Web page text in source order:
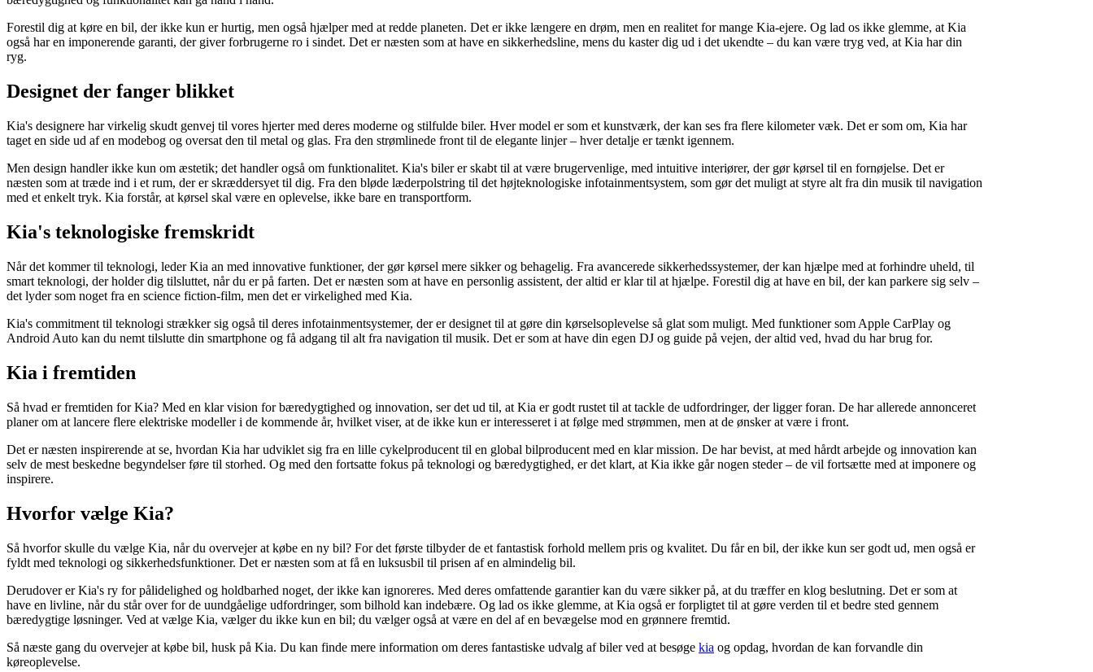
Forestil dig at køre en bil, der ikke kun er hurtig, men også hjælper med at redde planeten. Det er ikke længere en drøm, men en realitet for mange Kia-ejere. Og lad os ikke glemme, at Kia
også har en imponerende garanti, der giver forbrugerne ro i sindet. Det er næsten som at have en sikkerhedsline, mens du kaster dig ud i det ukendte – du kan være tryg ved, at Kia har din
ryg.
Designet der fanger blikket
Kia's designere har virkelig skudt genvej til vores hjerter med deres moderne og stilfulde biler. Hver model er som et kunstværk, der kan ses fra flere kilometer væk. Det er som om, Kia har
taget en side ud af en modebog og oversat den til metal og glas. Fra den strømlinede front til de elegante linjer – hver detalje er tænkt igennem.
Men design handler ikke kun om æstetik; det handler også om funktionalitet. Kia's biler er skabt til at være brugervenlige, med intuitive interiører, der gør kørsel til en fornøjelse. Det er
næsten som at træde ind i et rum, der er skræddersyet til dig. Fra den bløde læderpolstring til det højteknologiske infotainmentsystem, som gør det muligt at styre alt fra din musik til navigation
med et enkelt tryk. Kia forstår, at kørsel skal være en oplevelse, ikke bare en transportform.
Kia's teknologiske fremskridt
Når det kommer til teknologi, leder Kia an med innovative funktioner, der gør kørsel mere sikker og behagelig. Fra avancerede sikkerhedssystemer, der kan hjælpe med at forhindre uheld, til
smart teknologi, der holder dig tilsluttet, når du er på farten. Det er næsten som at have en personlig assistent, der altid er klar til at hjælpe. Forestil dig at have en bil, der kan parkere sig selv –
det lyder som noget fra en science fiction-film, men det er virkelighed med Kia.
Kia's commitment til teknologi strækker sig også til deres infotainmentsystemer, der er designet til at gøre din kørselsoplevelse så glat som muligt. Med funktioner som Apple CarPlay og
Android Auto kan du nemt tilslutte din smartphone og få adgang til alt fra navigation til musik. Det er som at have din egen DJ og guide på vejen, der altid ved, hvad du har brug for.
Kia i fremtiden
Så hvad er fremtiden for Kia? Med en klar vision for bæredygtighed og innovation, ser det ud til, at Kia er godt rustet til at tackle de udfordringer, der ligger foran. De har allerede annonceret
planer om at lancere flere elektriske modeller i de kommende år, hvilket viser, at de ikke kun er interesseret i at følge med strømmen, men at de ønsker at være i front.
Det er næsten inspirerende at se, hvordan Kia har udviklet sig fra en lille cykelproducent til en global bilproducent med en klar mission. De har bevist, at med hårdt arbejde og innovation kan
selv de mest beskedne begyndelser føre til storhed. Og med den fortsatte fokus på teknologi og bæredygtighed, er det klart, at Kia ikke går nogen steder – de vil fortsætte med at imponere og
inspirere.
Hvorfor vælge Kia?
Så hvorfor skulle du vælge Kia, når du overvejer at købe en ny bil? For det første tilbyder de et fantastisk forhold mellem pris og kvalitet. Du får en bil, der ikke kun ser godt ud, men også er
fyldt med teknologi og sikkerhedsfunktioner. Det er næsten som at få en luksusbil til prisen af en almindelig bil.
Derudover er Kia's ry for pålidelighed og holdbarhed noget, der ikke kan ignoreres. Med deres omfattende garantier kan du være sikker på, at du træffer en klog beslutning. Det er som at
have en livline, når du står over for de uundgåelige udfordringer, som bilhold kan indebære. Og lad os ikke glemme, at Kia også er forpligtet til at gøre verden til et bedre sted gennem
bæredygtige løsninger. Ved at vælge Kia, vælger du ikke kun en bil; du vælger også at være en del af en bevægelse mod en grønnere fremtid.
Så næste gang du overvejer at købe bil, husk på Kia. Du kan finde mere information om deres fantastiske udvalg af biler ved at besøge kia og opdag, hvordan de kan forvandle din
køreoplevelse.